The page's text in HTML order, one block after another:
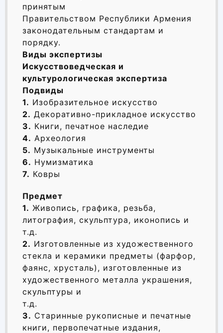
принятым
Правительством Республики Армения
законодательным стандартам и
порядку.
Виды экспертизы
Искусствоведческая и
культурологическая экспертиза
Подвиды
1. Изобразительное искусство
2. Декоративно-прикладное искусство
3. Книги, печатное наследие
4. Археология
5. Музыкальные инструменты
6. Нумизматика
7. Ковры
Предмет
1. Живопись, графика, резьба,
литография, скульптура, иконопись и
т.д.
2. Изготовленные из художественного
стекла и керамики предметы (фарфор,
фаянс, хрусталь), изготовленные из
художественного металла украшения,
скульптуры и
т.д.
3. Старинные рукописные и печатные
книги, первопечатные издания,